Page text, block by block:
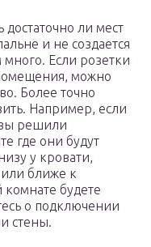
ли мест
и не создается
Если розетки
можно
Более точно
Например, если
решили
где они будут
у кровати,
ближе к
комнате будете
о подключении
стены.